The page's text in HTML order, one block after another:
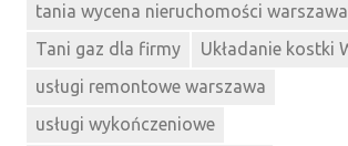
tania wycena nieruchomości warszawa
Tani gaz dla firmy
Układanie kostki
usługi remontowe warszawa
usługi wykończeniowe